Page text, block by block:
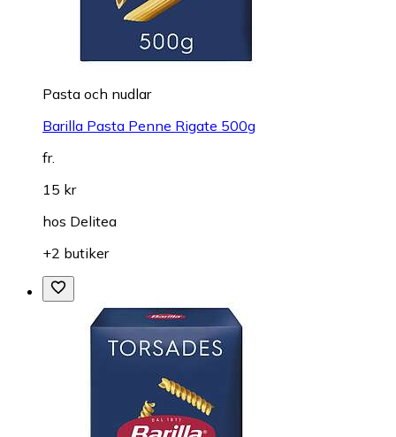
Pasta och nudlar
Barilla Pasta Penne Rigate 500g
fr.
15 kr
hos Delitea
+2 butiker